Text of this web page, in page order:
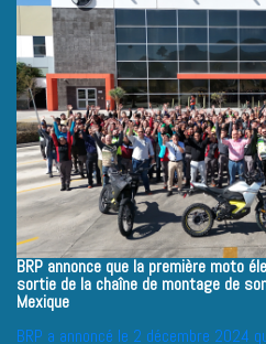
BRP annonce que la première moto
sortie de la chaîne de montage de
Mexique
BRP a annoncé le 2 décembre 2024